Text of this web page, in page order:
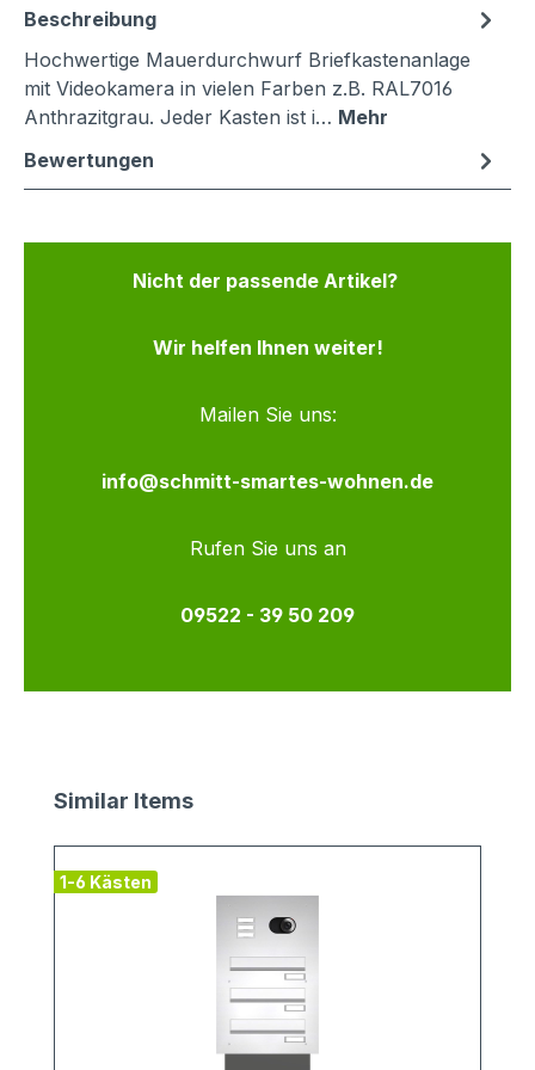
Beschreibung
Hochwertige Mauerdurchwurf Briefkastenanlage
mit Videokamera in vielen Farben z.B. RAL7016
Anthrazitgrau. Jeder Kasten ist i… Mehr
Bewertungen
Nicht der passende Artikel?
Wir helfen Ihnen weiter!
Mailen Sie uns:
info@schmitt-smartes-wohnen.de
Rufen Sie uns an
09522 - 39 50 209
Produktgalerie überspringen
Similar Items
1-6 Kästen